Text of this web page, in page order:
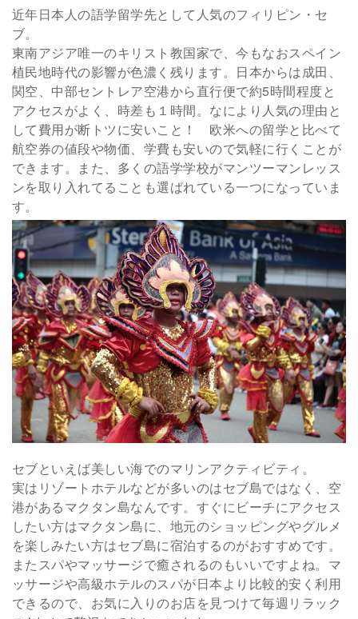
近年日本人の語学留学先として人気のフィリピン・セ
ブ。
東南アジア唯一のキリスト教国家で、今もなおスペイン
植民地時代の影響が色濃く残ります。日本からは成田、
関空、中部セントレア空港から直行便で約5時間程度と
アクセスがよく、時差も１時間。なにより人気の理由と
して費用が断トツに安いこと！ 欧米への留学と比べて
航空券の値段や物価、学費も安いので気軽に行くことが
できます。また、多くの語学学校がマンツーマンレッス
ンを取り入れてることも選ばれている一つになっていま
す。
セブといえば美しい海でのマリンアクティビティ。
実はリゾートホテルなどが多いのはセブ島ではなく、空
港があるマクタン島なんです。すぐにビーチにアクセス
したい方はマクタン島に、地元のショッピングやグルメ
を楽しみたい方はセブ島に宿泊するのがおすすめです。
またスパやマッサージで癒されるのもいいですよね。マ
ッサージや高級ホテルのスパが日本より比較的安く利用
できるので、お気に入りのお店を見つけて毎週リラック